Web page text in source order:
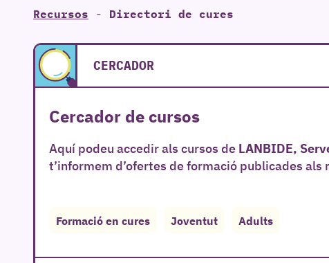
Recursos - Directori de cures
CERCADOR
Cercador de cursos
Aquí podeu accedir als cursos de LANBIDE,
t’informem d’ofertes de formació publicades als
Formació en cures Joventut Adults